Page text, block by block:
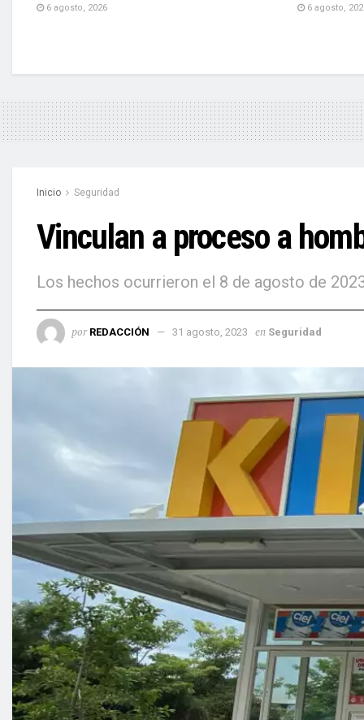
6 agosto, 2026 6 agosto,
Inicio Seguridad
Vinculan a proceso a
Los hechos ocurrieron el 8 de agosto de
por REDACCIÓN 31 agosto, 2023 en Seguridad